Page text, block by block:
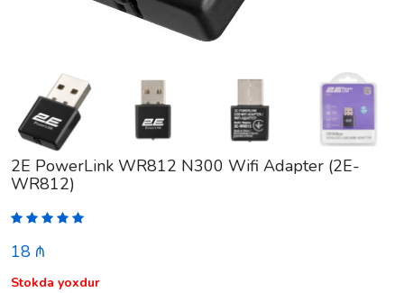
2E PowerLink WR812 N300 Wifi Adapter (2E-
WR812)
18 ₼
Stokda yoxdur